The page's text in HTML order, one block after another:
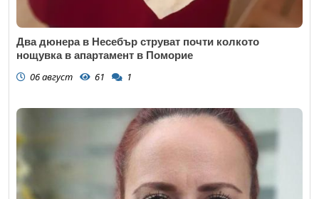
Два дюнера в Несебър струват почти колкото
нощувка в апартамент в Поморие
06 август 61 1